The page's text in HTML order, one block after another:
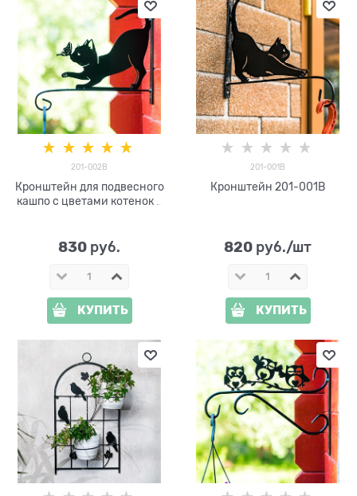
201-002B
Кронштейн для подвесного
кашпо с цветами котенок с
830 руб.
КУПИТЬ
201-001B
Кронштейн 201-001B
820 руб./шт
КУПИТЬ